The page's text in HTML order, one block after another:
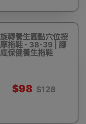
旋轉養生圓點穴位按
摩拖鞋 - 38-39 | 腳
底保健養生拖鞋
$98 $128